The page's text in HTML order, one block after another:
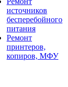
источников
бесперебойного
питания
Ремонт
принтеров,
копиров, МФУ